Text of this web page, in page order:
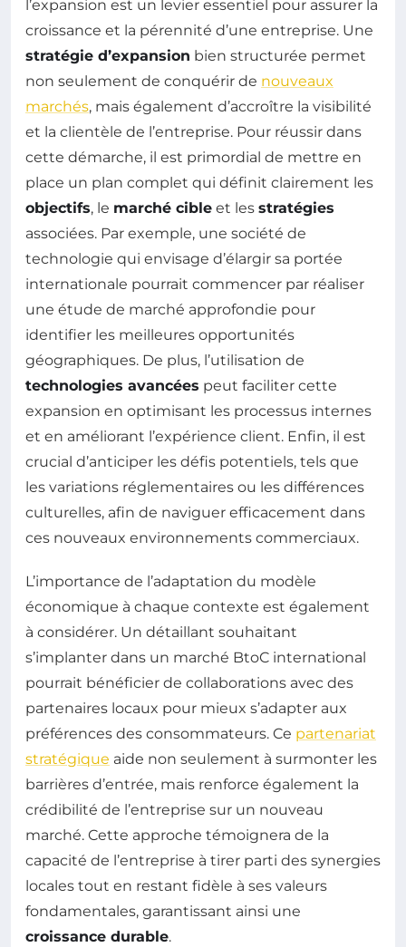
l’expansion est un levier essentiel pour assurer la
croissance et la pérennité d’une entreprise. Une
stratégie d’expansion bien structurée permet
non seulement de conquérir de nouveaux
marchés, mais également d’accroître la visibilité
et la clientèle de l’entreprise. Pour réussir dans
cette démarche, il est primordial de mettre en
place un plan complet qui définit clairement les
objectifs, le marché cible et les stratégies
associées. Par exemple, une société de
technologie qui envisage d’élargir sa portée
internationale pourrait commencer par réaliser
une étude de marché approfondie pour
identifier les meilleures opportunités
géographiques. De plus, l’utilisation de
technologies avancées peut faciliter cette
expansion en optimisant les processus internes
et en améliorant l’expérience client. Enfin, il est
crucial d’anticiper les défis potentiels, tels que
les variations réglementaires ou les différences
culturelles, afin de naviguer efficacement dans
ces nouveaux environnements commerciaux.
L’importance de l’adaptation du modèle
économique à chaque contexte est également
à considérer. Un détaillant souhaitant
s’implanter dans un marché BtoC international
pourrait bénéficier de collaborations avec des
partenaires locaux pour mieux s’adapter aux
préférences des consommateurs. Ce partenariat
stratégique aide non seulement à surmonter les
barrières d’entrée, mais renforce également la
crédibilité de l’entreprise sur un nouveau
marché. Cette approche témoignera de la
capacité de l’entreprise à tirer parti des synergies
locales tout en restant fidèle à ses valeurs
fondamentales, garantissant ainsi une
croissance durable.